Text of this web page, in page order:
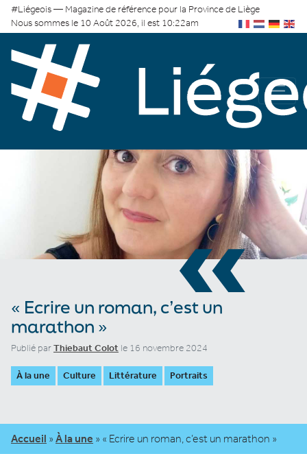
#Liégeois — Magazine de référence pour la Province de Liège
Nous sommes le 10 Août 2026, il est 10:22am
«
« Ecrire un roman, c’est un
marathon »
Publié parThiebaut Colot le 16 novembre 2024
À la une Culture Littérature Portraits
Accueil » À la une » « Ecrire un roman, c’est un marathon »